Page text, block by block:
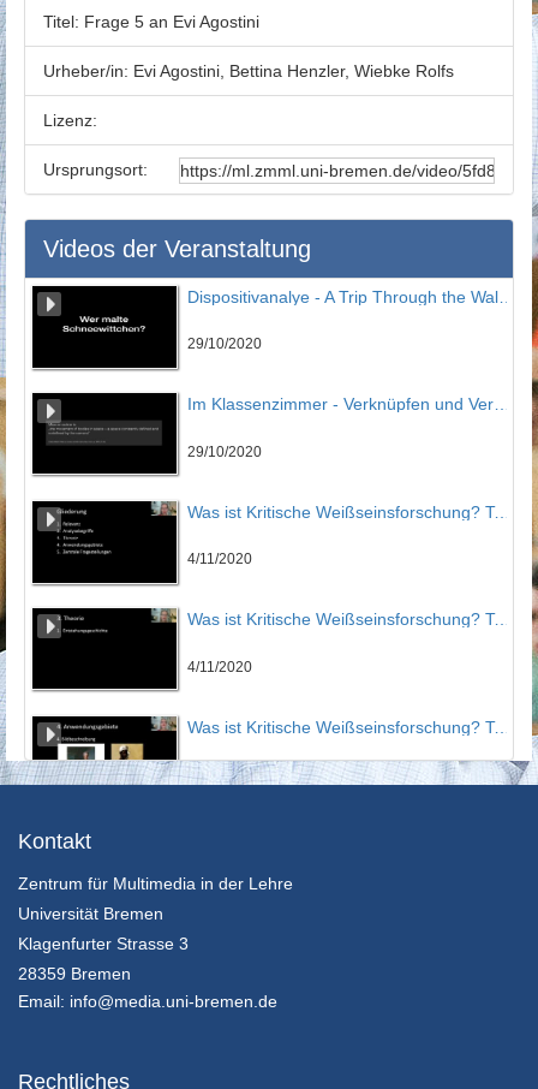
Titel: Frage 5 an Evi Agostini
Urheber/in: Evi Agostini, Bettina Henzler, Wiebke Rolfs
Lizenz:
Ursprungsort:
Videos der Veranstaltung
29/10/2020
Im Klassenzimmer - Verknüpfen und Vergleichen
29/10/2020
Was ist Kritische Weißseinsforschung? Teil 01
4/11/2020
Was ist Kritische Weißseinsforschung? Teil 02
4/11/2020
Was ist Kritische Weißseinsforschung? Teil 03
4/11/2020
4/11/2020
Kontakt
Zentrum für Multimedia in der Lehre
Universität Bremen
Klagenfurter Strasse 3
28359 Bremen
Email: info@media.uni-bremen.de
Rechtliches